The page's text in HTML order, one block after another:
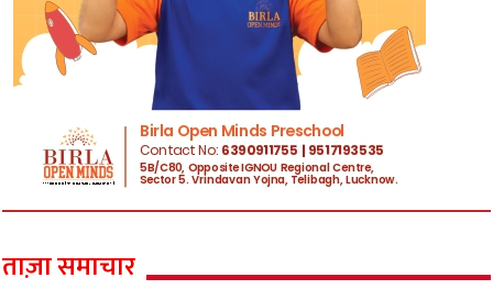
ताज़ा समाचार